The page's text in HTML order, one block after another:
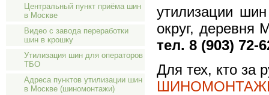
Центральный пункт приёма шин
в Москве
Видео с завода переработки
шин в крошку
Утилизация шин для операторов
ТБО
Адреса пунктов утилизации шин
в Москве (шиномонтажи)
утилизации
округ, деревня
тел. 8 (903) 72-
Для тех, кто за